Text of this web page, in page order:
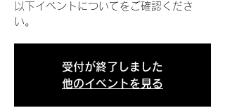
以下イベントについてをご確認くださ
い。
受付が終了しました
他のイベントを見る